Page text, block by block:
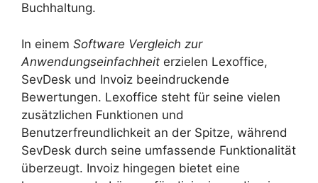
Buchhaltung.
In einem Software Vergleich zur
Anwendungseinfachheit erzielen Lexoffice,
SevDesk und Invoiz beeindruckende
Bewertungen. Lexoffice steht für seine vielen
zusätzlichen Funktionen und
Benutzerfreundlichkeit an der Spitze, während
SevDesk durch seine umfassende Funktionalität
überzeugt. Invoiz hingegen bietet eine